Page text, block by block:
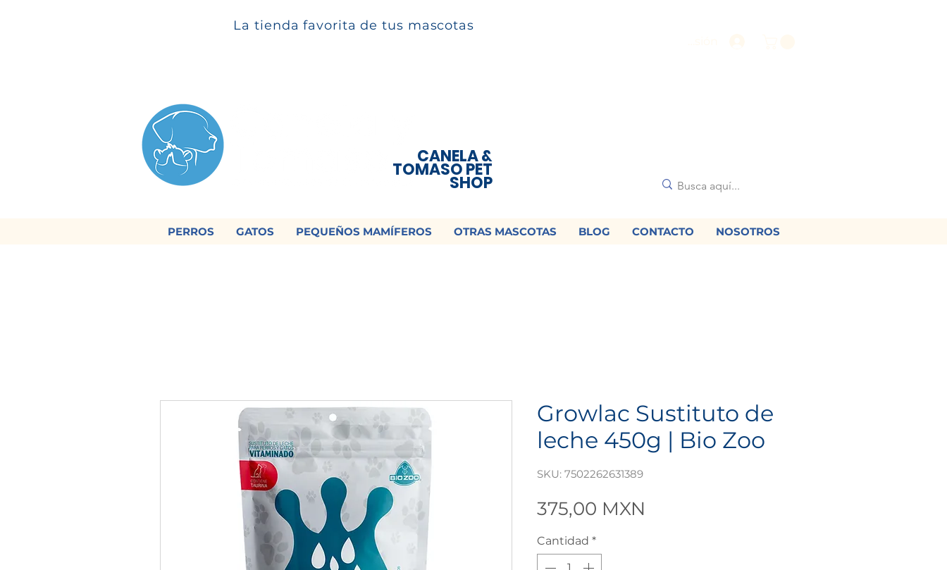
La tienda favorita de tus mascotas
CANELA &
TOMASO PET
SHOP
PERROS GATOS PEQUEÑOS MAMÍFEROS OTRAS MASCOTAS BLOG CONTACTO NOSOTROS
Growlac Sustituto de
leche 450g | Bio Zoo
SKU: 7502262631389
375,00 MXN
Cantidad *